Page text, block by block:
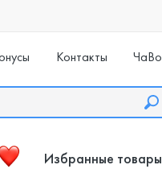
Контакты ЧаВо
Избранные товары